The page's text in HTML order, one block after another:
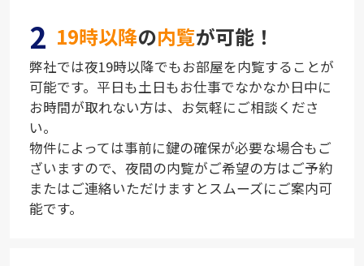
2 19時以降の内覧が可能！
弊社では夜19時以降でもお部屋を内覧することが
可能です。平日も土日もお仕事でなかなか日中に
お時間が取れない方は、お気軽にご相談くださ
い。
物件によっては事前に鍵の確保が必要な場合もご
ざいますので、夜間の内覧がご希望の方はご予約
またはご連絡いただけますとスムーズにご案内可
能です。